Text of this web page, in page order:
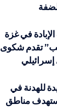
في غزة
تقدم شكوى
للهدنة في
مناطق